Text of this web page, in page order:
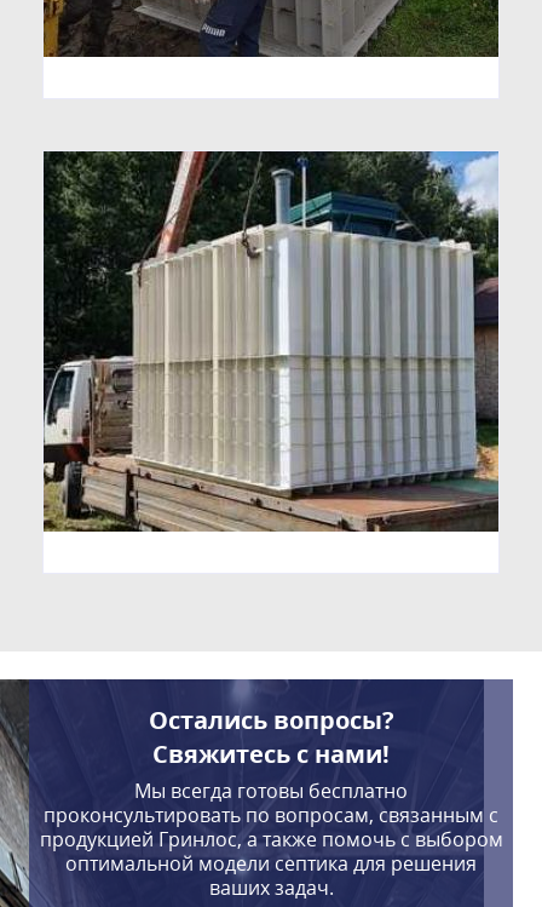
Остались вопросы?
Свяжитесь с нами!
Мы всегда готовы бесплатно
проконсультировать по вопросам, связанным с
продукцией Гринлос, а также помочь с выбором
оптимальной модели септика для решения
ваших задач.